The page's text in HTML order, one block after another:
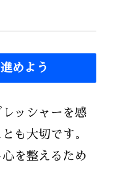
めよう
ッシャーを感
も大切です。
を整えるため